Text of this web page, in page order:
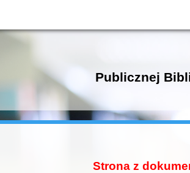
Publicznej
Strona z